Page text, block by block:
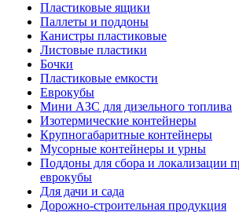
Пластиковые ящики
Паллеты и поддоны
Канистры пластиковые
Листовые пластики
Бочки
Пластиковые емкости
Еврокубы
Мини АЗС для дизельного топлива
Изотермические контейнеры
Крупногабаритные контейнеры
Мусорные контейнеры и урны
Поддоны для сбора и локализации
еврокубы
Для дачи и сада
Дорожно-строительная продукция